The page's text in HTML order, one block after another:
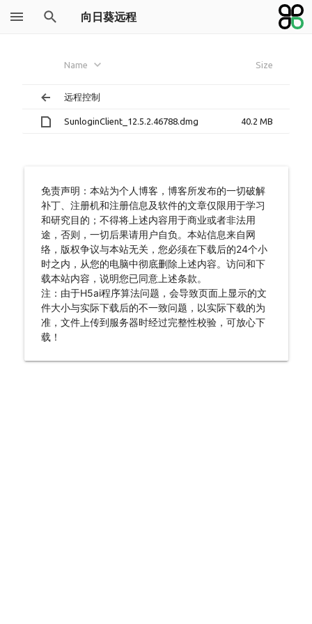
向日葵远程
Name Size
远程控制
SunloginClient_12.5.2.46788.dmg 40.2 MB